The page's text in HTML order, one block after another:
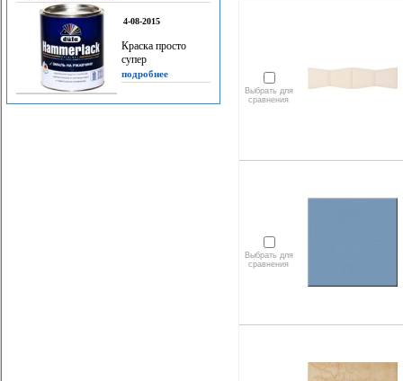
4-08-2015
Краска просто
супер
подробнее
Выбрать для
сравнения
Выбрать для
сравнения